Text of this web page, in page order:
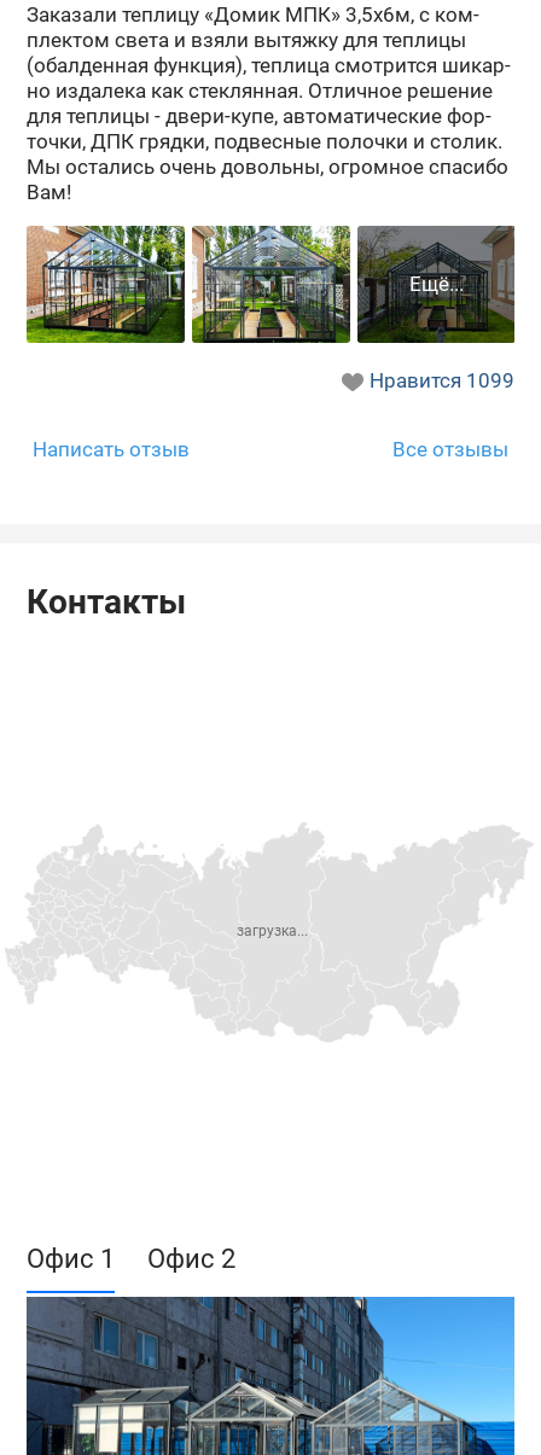
За­ка­за­ли теп­ли­цу «Домик МПК» 3,5х6м, с ком­
плек­том света и взяли вы­тяж­ку для теп­ли­цы
(обал­ден­ная функ­ция), теп­ли­ца смот­рит­ся ши­кар­
но из­да­ле­ка как стек­лян­ная. От­лич­ное ре­ше­ние
для теп­ли­цы - двери-​купе, ав­то­ма­ти­че­ские фор­
точ­ки, ДПК гряд­ки, под­вес­ные по­лоч­ки и сто­лик.
Мы оста­лись очень до­воль­ны, огром­ное спа­си­бо
Вам!
Нравится 1099
Написать отзыв Все отзывы
Контакты
Офис 1 Офис 2
загрузка...